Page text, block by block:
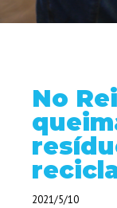
No
2021/5/10